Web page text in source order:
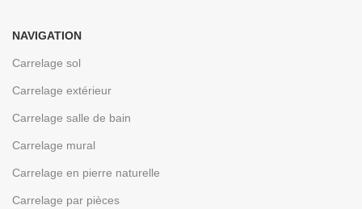
NAVIGATION
Carrelage sol
Carrelage extérieur
Carrelage salle de bain
Carrelage mural
Carrelage en pierre naturelle
Carrelage par pièces